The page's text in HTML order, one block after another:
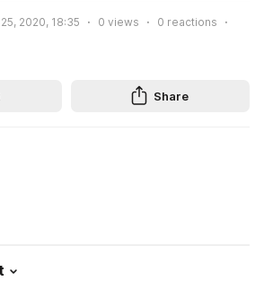
2020, 18:35 0 views 0 reactions
Share